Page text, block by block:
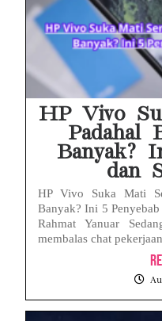
HP Vivo
Padahal
Banyak?
dan
HP Vivo Suka Mati
Banyak? Ini 5
Rahmat Yanuar
membalas chat